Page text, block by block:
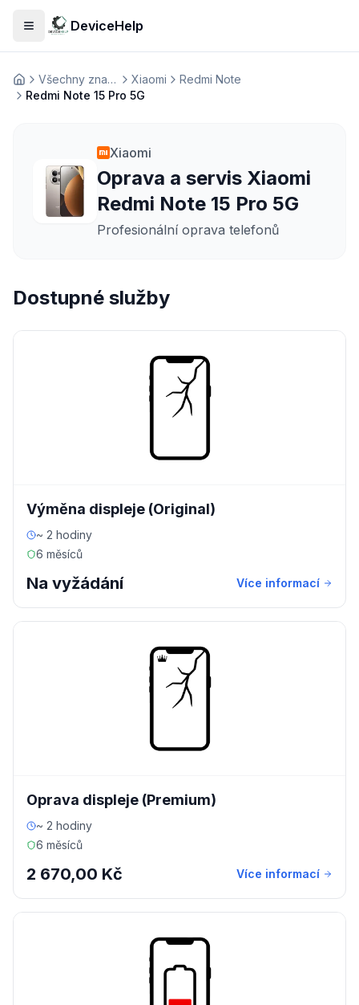
Otevřít menuDeviceHelp
Домашня Všechny značky Xiaomi
Redmi Note
Redmi Note 15 Pro 5G
Xiaomi
Oprava a servis Xiaomi
Redmi Note 15 Pro 5G
Profesionální oprava telefonů
Dostupné služby
Výměna displeje (Original)
~ 2 hodiny
6 měsíců
Na vyžádání Více informací
Oprava displeje (Premium)
~ 2 hodiny
6 měsíců
2 670,00 Kč Více informací